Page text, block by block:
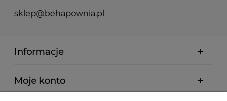
sklep@behapownia.pl
Informacje
Moje konto